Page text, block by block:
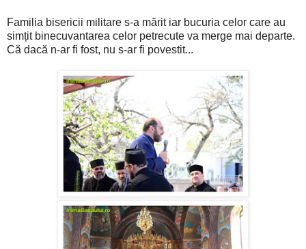
Familia bisericii militare s-a mărit iar bucuria celor care au
simțit binecuvantarea celor petrecute va merge mai departe.
Că dacă n-ar fi fost, nu s-ar fi povestit...